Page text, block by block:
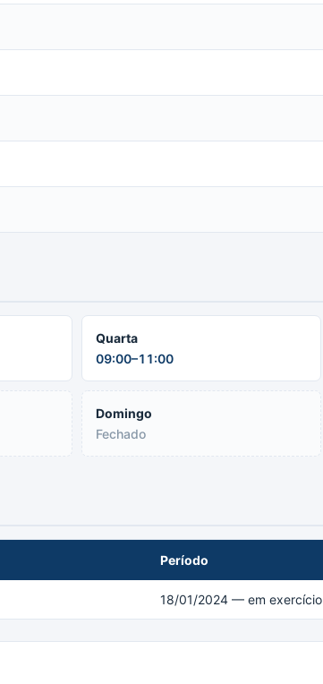
Quarta
09:00–11:00
Domingo
Fechado
Período
18/01/2024 — em exercício